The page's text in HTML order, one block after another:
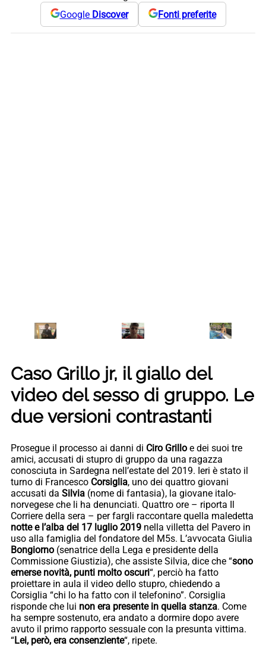
Google Discover Fonti preferite
Caso Grillo jr, il giallo del
video del sesso di gruppo. Le
due versioni contrastanti
Prosegue il processo ai danni di Ciro Grillo e dei suoi tre
amici, accusati di stupro di gruppo da una ragazza
conosciuta in Sardegna nell’estate del 2019. Ieri è stato il
turno di Francesco Corsiglia, uno dei quattro giovani
accusati da Silvia (nome di fantasia), la giovane italo-
norvegese che li ha denunciati. Quattro ore – riporta Il
Corriere della sera – per fargli raccontare quella maledetta
notte e l’alba del 17 luglio 2019 nella villetta del Pavero in
uso alla famiglia del fondatore del M5s. L’avvocata Giulia
Bongiorno (senatrice della Lega e presidente della
Commissione Giustizia), che assiste Silvia, dice che “sono
emerse novità, punti molto oscuri“, perciò ha fatto
proiettare in aula il video dello stupro, chiedendo a
Corsiglia “chi lo ha fatto con il telefonino”. Corsiglia
risponde che lui non era presente in quella stanza. Come
ha sempre sostenuto, era andato a dormire dopo avere
avuto il primo rapporto sessuale con la presunta vittima.
“Lei, però, era consenziente“, ripete.